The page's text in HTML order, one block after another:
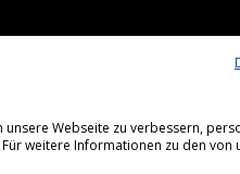
Webseite zu verbessern,
weitere Informationen zu den von